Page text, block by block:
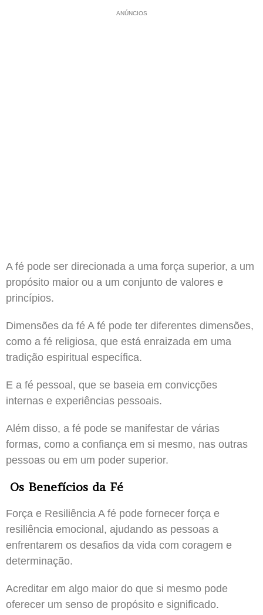
ANÚNCIOS
A fé pode ser direcionada a uma força superior, a um
propósito maior ou a um conjunto de valores e
princípios.
Dimensões da fé A fé pode ter diferentes dimensões,
como a fé religiosa, que está enraizada em uma
tradição espiritual específica.
E a fé pessoal, que se baseia em convicções
internas e experiências pessoais.
Além disso, a fé pode se manifestar de várias
formas, como a confiança em si mesmo, nas outras
pessoas ou em um poder superior.
Os Benefícios da Fé
Força e Resiliência A fé pode fornecer força e
resiliência emocional, ajudando as pessoas a
enfrentarem os desafios da vida com coragem e
determinação.
Acreditar em algo maior do que si mesmo pode
oferecer um senso de propósito e significado.